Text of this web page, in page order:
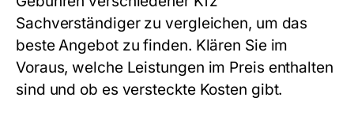
Sachverständiger zu vergleichen, um das
beste Angebot zu finden. Klären Sie im
Voraus, welche Leistungen im Preis enthalten
sind und ob es versteckte Kosten gibt.